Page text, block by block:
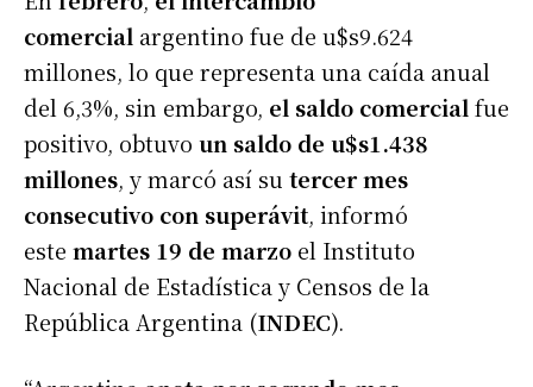
comercial argentino fue de u$s9.624
millones, lo que representa una caída anual
del 6,3%, sin embargo, el saldo comercial fue
positivo, obtuvo un saldo de u$s1.438
millones, y marcó así su tercer mes
consecutivo con superávit, informó
este martes 19 de marzo el Instituto
Nacional de Estadística y Censos de la
República Argentina (INDEC).